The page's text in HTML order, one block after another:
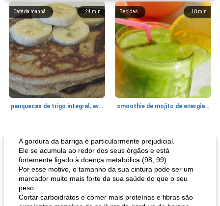
24 min
Café da manhã
panquecas de trigo integral, aveia e banana
10 min
Bebidas
smoothie de mojito de energia verde
A gordura da barriga é particularmente prejudicial.
Ele se acumula ao redor dos seus órgãos e está
fortemente ligado à doença metabólica (98, 99).
Por esse motivo, o tamanho da sua cintura pode ser um
marcador muito mais forte da sua saúde do que o seu
peso.
Cortar carboidratos e comer mais proteínas e fibras são